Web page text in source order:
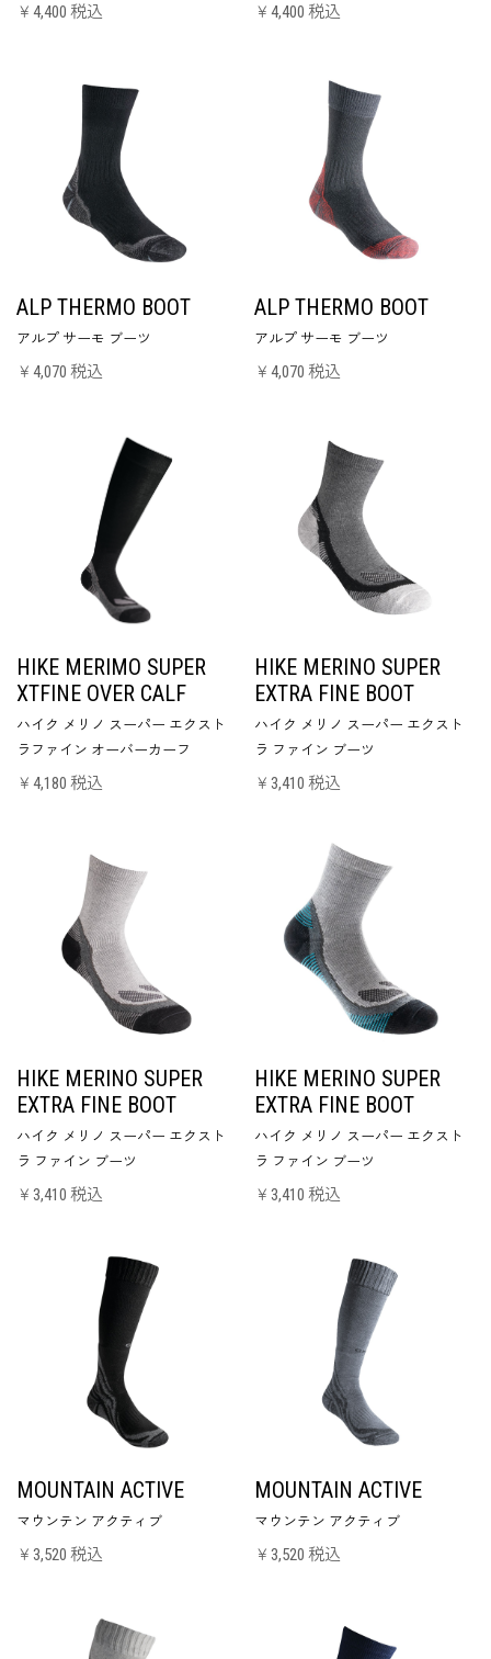
￥4,400 税込 ￥4,400 税込
ALP THERMO BOOT
アルプ サーモ ブーツ
￥4,070 税込
ALP THERMO BOOT
アルプ サーモ ブーツ
￥4,070 税込
HIKE MERIMO SUPER
XTFINE OVER CALF
ハイク メリノ スーパー エクスト
ラファイン オーバーカーフ
￥4,180 税込
HIKE MERINO SUPER
EXTRA FINE BOOT
ハイク メリノ スーパー エクスト
ラ ファイン ブーツ
￥3,410 税込
HIKE MERINO SUPER
EXTRA FINE BOOT
ハイク メリノ スーパー エクスト
ラ ファイン ブーツ
￥3,410 税込
HIKE MERINO SUPER
EXTRA FINE BOOT
ハイク メリノ スーパー エクスト
ラ ファイン ブーツ
￥3,410 税込
MOUNTAIN ACTIVE
マウンテン アクティブ
￥3,520 税込
MOUNTAIN ACTIVE
マウンテン アクティブ
￥3,520 税込